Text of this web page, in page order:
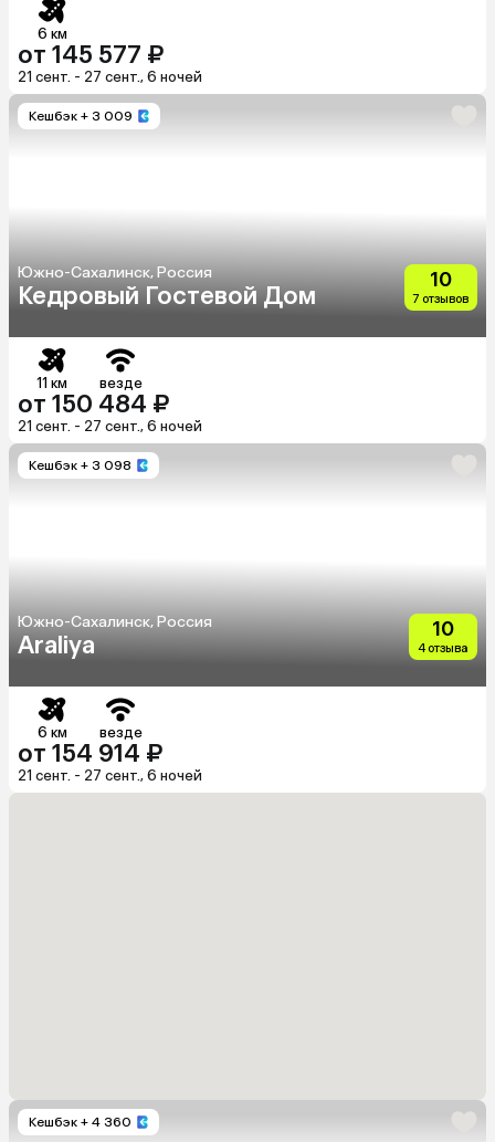
6 км
от 145 577 ₽
21 сент. - 27 сент., 6 ночей
Кешбэк + 3 009
Южно-Сахалинск, Россия
Кедровый Гостевой Дом
10
7 отзывов
11 км везде
от 150 484 ₽
21 сент. - 27 сент., 6 ночей
Кешбэк + 3 098
Южно-Сахалинск, Россия
Araliya
10
4 отзыва
6 км везде
от 154 914 ₽
21 сент. - 27 сент., 6 ночей
Кешбэк + 4 360